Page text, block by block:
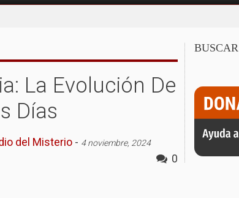
La Evolución De
Días
del Misterio - 4 noviembre, 2024
0
BUSCAR